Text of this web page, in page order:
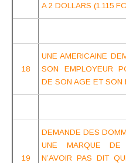
A 2 DOLLARS (1.115
18
UNE AMERICAINE
SON EMPLOYEUR
DE SON AGE ET SON
19
DEMANDE DES
UNE MARQUE DE
N’AVOIR PAS DIT